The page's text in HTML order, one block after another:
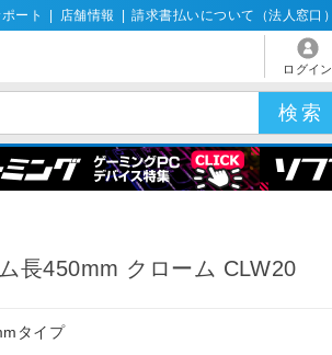
ート 店舗情報 請求書払いについて（法人窓口）
ログイン
長450mm クローム CLW20
タイプ